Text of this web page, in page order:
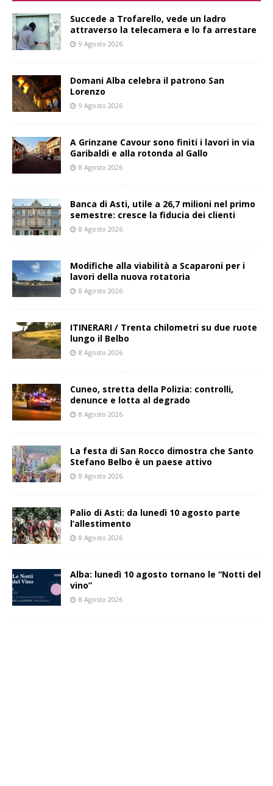
Succede a Trofarello, vede un ladro
attraverso la telecamera e lo fa arrestare
9 Agosto 2026
Domani Alba celebra il patrono San
Lorenzo
9 Agosto 2026
A Grinzane Cavour sono finiti i lavori in via
Garibaldi e alla rotonda al Gallo
8 Agosto 2026
Banca di Asti, utile a 26,7 milioni nel primo
semestre: cresce la fiducia dei clienti
8 Agosto 2026
Modifiche alla viabilità a Scaparoni per i
lavori della nuova rotatoria
8 Agosto 2026
ITINERARI / Trenta chilometri su due ruote
lungo il Belbo
8 Agosto 2026
Cuneo, stretta della Polizia: controlli,
denunce e lotta al degrado
8 Agosto 2026
La festa di San Rocco dimostra che Santo
Stefano Belbo è un paese attivo
8 Agosto 2026
Palio di Asti: da lunedì 10 agosto parte
l’allestimento
8 Agosto 2026
Alba: lunedì 10 agosto tornano le “Notti del
vino”
8 Agosto 2026